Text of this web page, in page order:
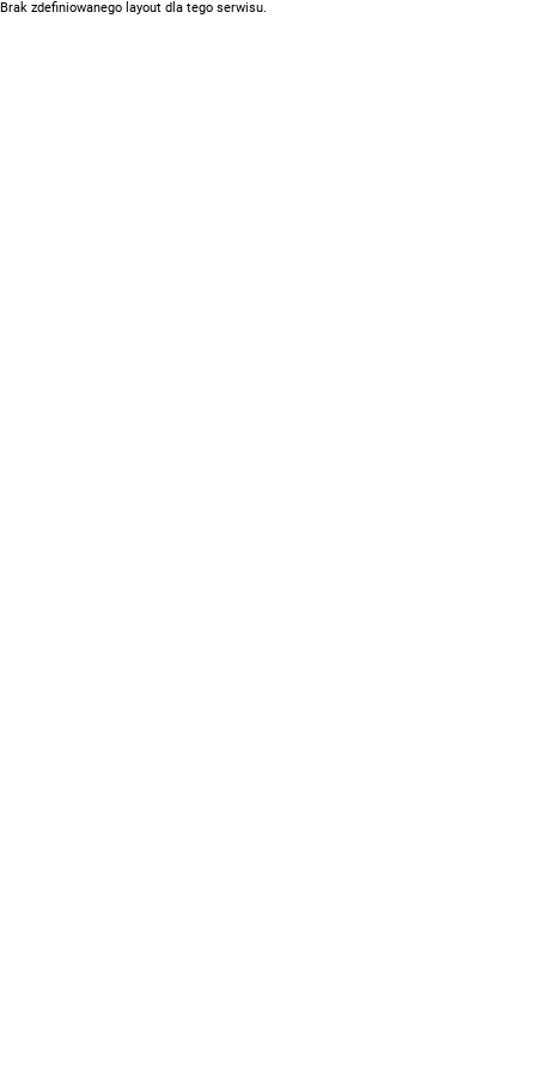
Brak zdefiniowanego layout dla tego serwisu.